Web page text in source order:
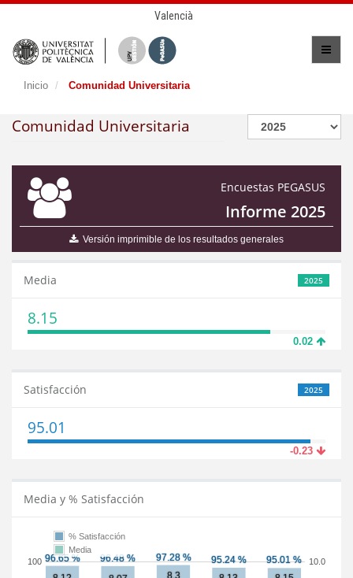
Valencià
Inicio Comunidad Universitaria
Comunidad Universitaria
Encuestas PEGASUS
Informe 2025
Versión imprimible de los resultados generales
2025
Media
8.15
0.02
2025
Satisfacción
95.01
-0.23
Media y % Satisfacción
100 10.0
% Satisfacción
Media